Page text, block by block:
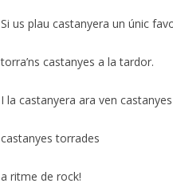
Si us plau castanyera un únic
torra’ns castanyes a la tardor.
I la castanyera ara ven castanyes
castanyes torrades
a ritme de rock!